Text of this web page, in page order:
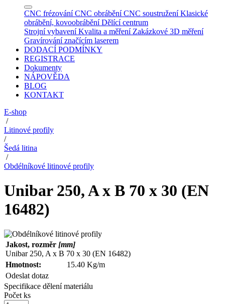
CNC frézování CNC obrábění CNC soustružení Klasické
obrábění, kovoobrábění Dělící centrum
Strojní vybavení Kvalita a měření Zakázkové 3D měření
Gravírování značícím laserem
DODACÍ PODMÍNKY
REGISTRACE
Dokumenty
NÁPOVĚDA
BLOG
KONTAKT
E-shop
/
Litinové profily
/
Šedá litina
/
Obdélníkové litinové profily
Unibar 250, A x B 70 x 30 (EN
16482)
Jakost, rozměr [mm]
Unibar 250, A x B 70 x 30 (EN 16482)
Hmotnost:
15.40 Kg/m
Odeslat dotaz
Specifikace dělení materiálu
Počet ks